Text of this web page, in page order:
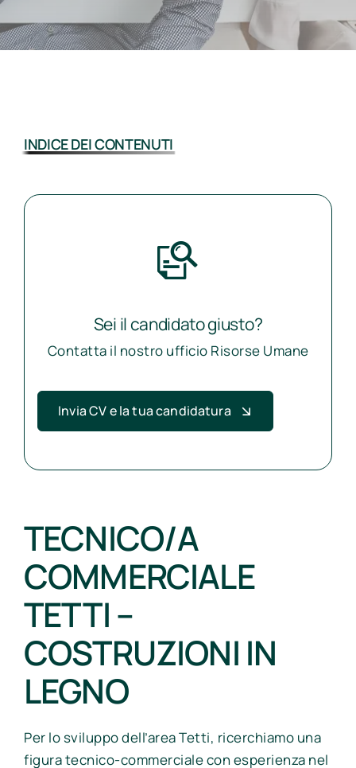
INDICE DEI CONTENUTI
Sei il candidato giusto?
Contatta il nostro ufficio Risorse Umane
Invia CV e la tua candidatura
TECNICO/A
COMMERCIALE
TETTI –
COSTRUZIONI IN
LEGNO
Per lo sviluppo dell’area Tetti, ricerchiamo una
figura tecnico-commerciale con esperienza nel